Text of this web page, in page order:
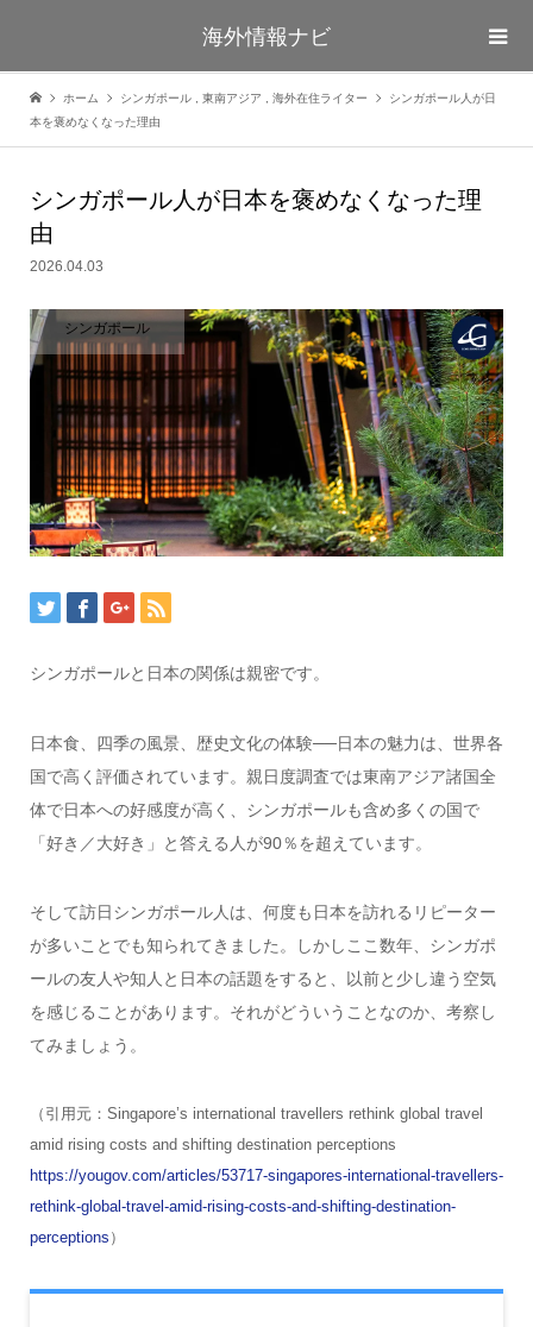
海外情報ナビ
ホーム シンガポール 東南アジア 海外在住ライター
シンガポール人が日
本を褒めなくなった理由
シンガポール人が日本を褒めなくなった理
由
2026.04.03
シンガポール
シンガポールと日本の関係は親密です。
日本食、四季の風景、歴史文化の体験──日本の魅力は、世界各
国で高く評価されています。親日度調査では東南アジア諸国全
体で日本への好感度が高く、シンガポールも含め多くの国で
「好き／大好き」と答える人が90％を超えています。
そして訪日シンガポール人は、何度も日本を訪れるリピーター
が多いことでも知られてきました。しかしここ数年、シンガポ
ールの友人や知人と日本の話題をすると、以前と少し違う空気
を感じることがあります。それがどういうことなのか、考察し
てみましょう。
（引用元：Singapore’s international travellers rethink global travel
amid rising costs and shifting destination perceptions
https://yougov.com/articles/53717-singapores-international-travellers-
rethink-global-travel-amid-rising-costs-and-shifting-destination-
perceptions ）